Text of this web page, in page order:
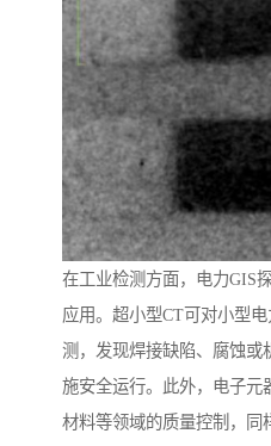
在工业检测方面，电力GIS
应用。超小型CT可对小型
测，发现焊接缺陷、腐蚀或
施安全运行。此外，电子元
材料等领域的质量控制，同